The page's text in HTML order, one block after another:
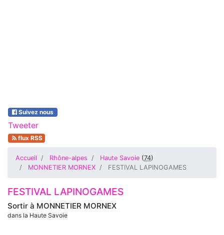
Suivez nous
Tweeter
flux RSS
Accueil Rhône-alpes Haute Savoie (74)
MONNETIER MORNEX
FESTIVAL LAPINOGAMES
Sortir à MONNETIER MORNEX
dans la Haute Savoie
FESTIVAL LAPINOGAMES